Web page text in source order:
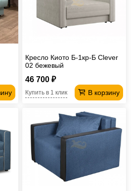
Кресло Киото Б-1кр-Б Clever
02 бежевый
46 700 ₽
В корзину
Купить в 1 клик